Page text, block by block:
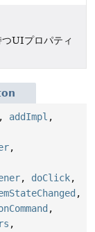
UIプロパティ
, addImpl ,
,
, doClick,
,
,
,